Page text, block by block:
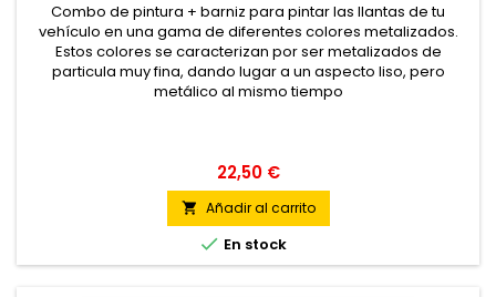
Combo de pintura + barniz para pintar las llantas de tu
vehículo en una gama de diferentes colores metalizados.
Estos colores se caracterizan por ser metalizados de
particula muy fina, dando lugar a un aspecto liso, pero
metálico al mismo tiempo
22,50 €
 Añadir al carrito
 En stock